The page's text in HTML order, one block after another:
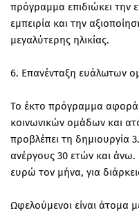
πρόγραμμα επιδιώκει την
εμπειρία και την
μεγαλύτερης ηλικίας.
6. Επανένταξη ευάλωτων
Το έκτο πρόγραμμα
κοινωνικών ομάδων και
προβλέπει τη δημιουργία
ανέργους 30 ετών και
ευρώ τον μήνα, για
Ωφελούμενοι είναι άτομα